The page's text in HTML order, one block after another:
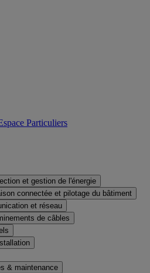
Particuliers
et gestion de l'énergie
connectée et pilotage du bâtiment
et réseau
de câbles
& maintenance